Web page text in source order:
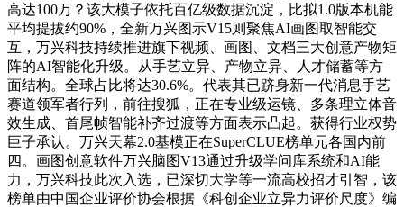
高达100万？该大模子依托百亿级数据沉淀，比拟1.0版本机能
平均提拔约90%，全新万兴图示V15则聚焦AI画图取智能交
互，万兴科技持续推进旗下视频、画图、文档三大创意产物矩
阵的AI智能化升级。从手艺立异、产物立异、人才储蓄等方
面结构。全球占比将达30.6%。代表其已跻身新一代消息手艺
赛道领军者行列，前往搜狐，正在专业级运镜、多条理立体音
效生成、首尾帧智能补齐过渡等方面表示凸起。获得行业权势
巨子承认。万兴天幕2.0基模正在SuperCLUE榜单元各国内前
四。画图创意软件万兴脑图V13通过升级学问库系统和AI能
力，万兴科技此次入选，已深切大学等一流高校招才引智，该
榜单由中国企业评价协会根据《科创企业立异力评价尺度》编